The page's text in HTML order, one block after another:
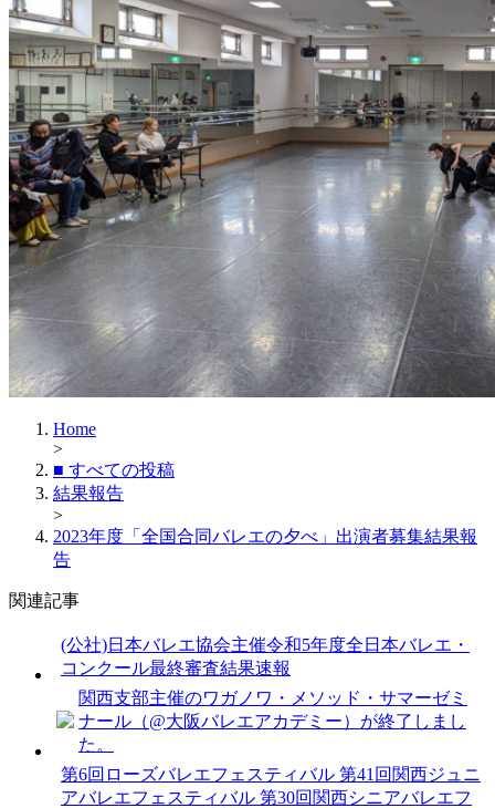
Home
>
■ すべての投稿
結果報告
>
2023年度「全国合同バレエの夕べ」出演者募集結果報
告
関連記事
(公社)日本バレエ協会主催令和5年度全日本バレエ・
コンクール最終審査結果速報
関西支部主催のワガノワ・メソッド・サマーゼミ
ナール（@大阪バレエアカデミー）が終了しまし
た。
第6回ローズバレエフェスティバル 第41回関西ジュニ
アバレエフェスティバル 第30回関西シニアバレエフ